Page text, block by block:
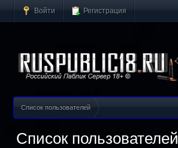
Войти Регистрация
Список пользователей
Список пользователей